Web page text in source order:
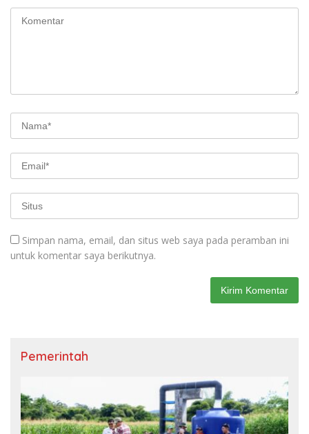
Simpan nama, email, dan situs web saya pada peramban ini
untuk komentar saya berikutnya.
Pemerintah